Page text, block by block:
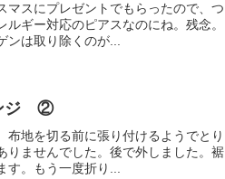
マスにプレゼントでもらったので、つ
ギー対応のピアスなのにね。残念。
ンは取り除くのが...
ジ ②
地を切る前に張り付けるようでとり
りませんでした。後で外しました。裾
。もう一度折り...